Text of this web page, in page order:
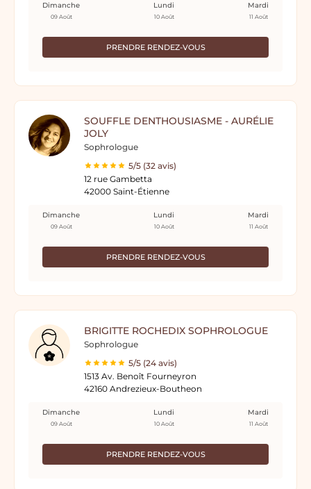
PRENDRE RENDEZ-VOUS
Dimanche
09 Août
Lundi
10 Août
Mardi
11 Août
SOUFFLE DENTHOUSIASME - AURÉLIE
JOLY
Sophrologue
5/5 (32 avis)
12 rue Gambetta
42000 Saint-Étienne
PRENDRE RENDEZ-VOUS
Dimanche
09 Août
Lundi
10 Août
Mardi
11 Août
BRIGITTE ROCHEDIX SOPHROLOGUE
Sophrologue
5/5 (24 avis)
1513 Av. Benoît Fourneyron
42160 Andrezieux-Boutheon
PRENDRE RENDEZ-VOUS
Dimanche
09 Août
Lundi
10 Août
Mardi
11 Août